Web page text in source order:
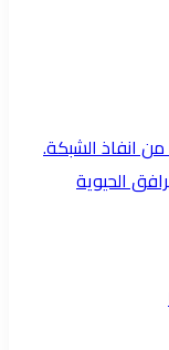
انفاذ الشبكة.
الحيوية